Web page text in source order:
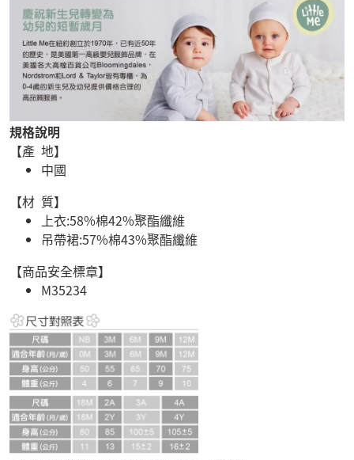
規格說明
【產 地】
中國
【材 質】
上衣:58%棉42%聚酯纖維
吊帶裙:57%棉43%聚酯纖維
【商品安全標章】
M35234